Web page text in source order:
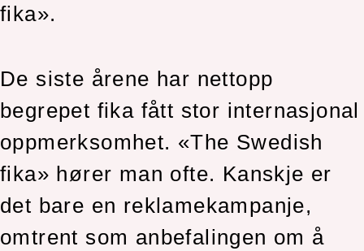
fika».
De siste årene har nettopp
begrepet fika fått stor internasjonal
oppmerksomhet. «The Swedish
fika» hører man ofte. Kanskje er
det bare en reklamekampanje,
omtrent som anbefalingen om å